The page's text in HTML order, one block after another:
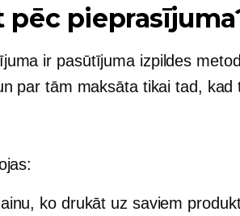
pēc
ir pasūtījuma izpildes
par tām maksāta tikai tad, kad
ko drukāt uz saviem